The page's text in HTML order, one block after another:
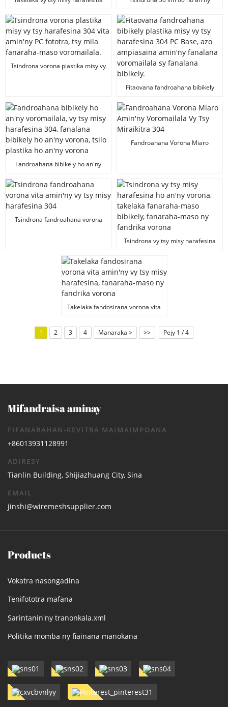
fanalana voromailala
fitaovana fanaraha-maso vorona
Tsindrona vorona plastika misy vy
Fitaovana fandroahana bibikely
304 PC Base, azo ampiasaina
amin'ny fanalana voromailala sy
fanalana bibikely.
Fandroahana bibikely ho an'ny
harafesina 304, fanalana bibikely
ho an'ny vorona, tsilo plastika ho
an'ny vorona
Fandroahana Vorona Miaro
Tsindrona fandroahana vorona
Tsindrona vy tsy misy harafesina
fanaraha-maso bibikely,
fanaraha-maso ny fandrika
vorona
Takelaka fandosirana vorona vita
fanaraha-maso ny fandrika
vorona
1 2 3 4 Manaraka > >> Pejy 1 / 4
Mifandraisa aminay
FIFANARAHAN-KEVITRA MAIMAIMPOANA
+86013931128991
ADIRESY
Tianlin Building, Shijiazhuang City, Sina
EMAIL
jinshi@wiremeshsupplier.com
Products
Vokatra nasongadina
Tenifototra mafana
Sarintanin'ny tranonkala.xml
Politika momba ny fiainana manokana